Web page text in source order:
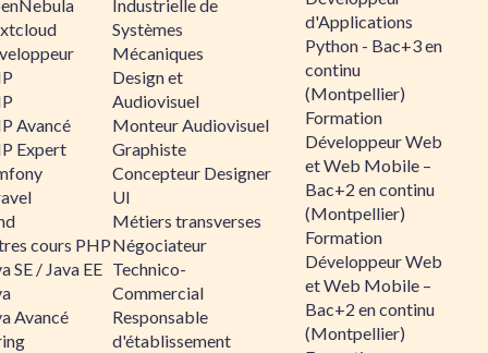
Avancé
Expert
cours PHP
SE / Java EE
Avancé
Industrielle de
Systèmes
Mécaniques
Design et
Audiovisuel
Monteur Audiovisuel
Graphiste
Concepteur Designer
UI
Métiers transverses
Négociateur
Technico-
Commercial
Responsable
d'établissement
d'Applications
Python - Bac+3 en
continu
(Montpellier)
Formation
Développeur Web
et Web Mobile –
Bac+2 en continu
(Montpellier)
Formation
Développeur Web
et Web Mobile –
Bac+2 en continu
(Montpellier)